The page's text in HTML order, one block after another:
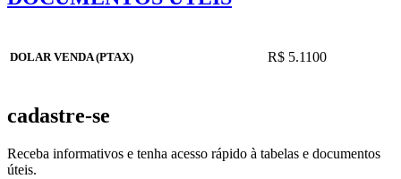
DOLAR VENDA (PTAX) R$ 5.1100
cadastre-se
Receba informativos e tenha acesso rápido à tabelas e documentos
úteis.